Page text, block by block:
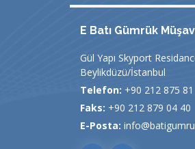
E Batı Gümrük
Gül Yapı Skyport
Beylikdüzü/İstanbul
Telefon: +90 212 875 81
Faks: +90 212 879 04 40
E-Posta: